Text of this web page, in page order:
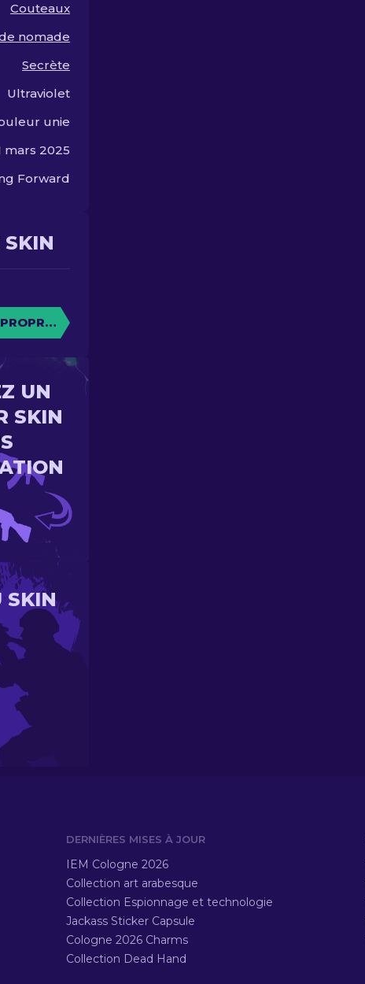
Couteaux
nomade
Secrète
Ultraviolet
unie
mars 2025
Forward
SKIN
CAISSE
UN
SKIN
SKIN
DERNIÈRES MISES À JOUR
IEM Cologne 2026
Collection art arabesque
Collection Espionnage et technologie
Jackass Sticker Capsule
Cologne 2026 Charms
Collection Dead Hand